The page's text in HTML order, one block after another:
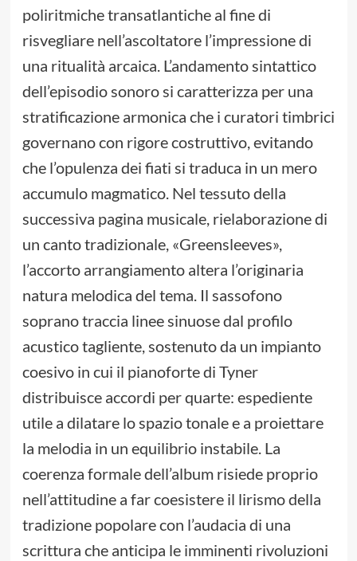
poliritmiche transatlantiche al fine di
risvegliare nell’ascoltatore l’impressione di
una ritualità arcaica. L’andamento sintattico
dell’episodio sonoro si caratterizza per una
stratificazione armonica che i curatori timbrici
governano con rigore costruttivo, evitando
che l’opulenza dei fiati si traduca in un mero
accumulo magmatico. Nel tessuto della
successiva pagina musicale, rielaborazione di
un canto tradizionale, «Greensleeves»,
l’accorto arrangiamento altera l’originaria
natura melodica del tema. Il sassofono
soprano traccia linee sinuose dal profilo
acustico tagliente, sostenuto da un impianto
coesivo in cui il pianoforte di Tyner
distribuisce accordi per quarte: espediente
utile a dilatare lo spazio tonale e a proiettare
la melodia in un equilibrio instabile. La
coerenza formale dell’album risiede proprio
nell’attitudine a far coesistere il lirismo della
tradizione popolare con l’audacia di una
scrittura che anticipa le imminenti rivoluzioni